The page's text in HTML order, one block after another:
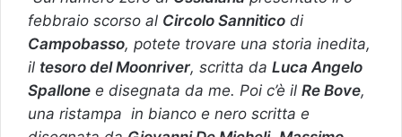
febbraio scorso al Circolo Sannitico di
Campobasso, potete trovare una storia inedita,
il tesoro del Moonriver, scritta da Luca Angelo
Spallone e disegnata da me. Poi c’è il Re Bove,
una ristampa in bianco e nero scritta e